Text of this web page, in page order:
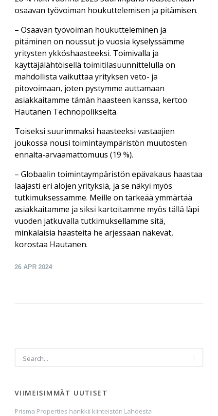
osaavan työvoiman houkuttelemisen ja pitämisen.
– Osaavan työvoiman houkutteleminen ja
pitäminen on noussut jo vuosia kyselyssämme
yritysten ykköshaasteeksi. Toimivalla ja
käyttäjälähtöisellä toimitilasuunnittelulla on
mahdollista vaikuttaa yrityksen veto- ja
pitovoimaan, joten pystymme auttamaan
asiakkaitamme tämän haasteen kanssa, kertoo
Hautanen Technopolikselta.
Toiseksi suurimmaksi haasteeksi vastaajien
joukossa nousi toimintaympäristön muutosten
ennalta-arvaamattomuus (19 %).
– Globaalin toimintaympäristön epävakaus haastaa
laajasti eri alojen yrityksiä, ja se näkyi myös
tutkimuksessamme. Meille on tärkeää ymmärtää
asiakkaitamme ja siksi kartoitamme myös tällä läpi
vuoden jatkuvalla tutkimuksellamme sitä,
minkälaisia haasteita he arjessaan näkevät,
korostaa Hautanen.
26 APR 2024
VIIMEISIMMÄT UUTISET
Prisma Properties hankkii kiinteistön Lahdesta